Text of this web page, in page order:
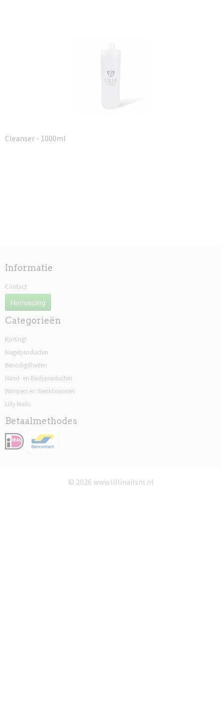
Cleanser - 1000ml
Informatie
Contact
Herroeping
Categorieën
Korting!
Nagelproducten
Benodigdheden
Hand- en Bodyproducten
Wimpers en Wenkbrauwen
Lilly Nails
Betaalmethodes
© 2026 www.lillinailsnl.nl